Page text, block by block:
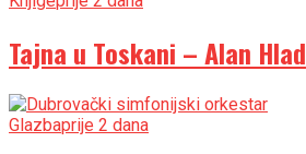
Tajna u Toskani – Alan Hlad
Glazbaprije 2 dana